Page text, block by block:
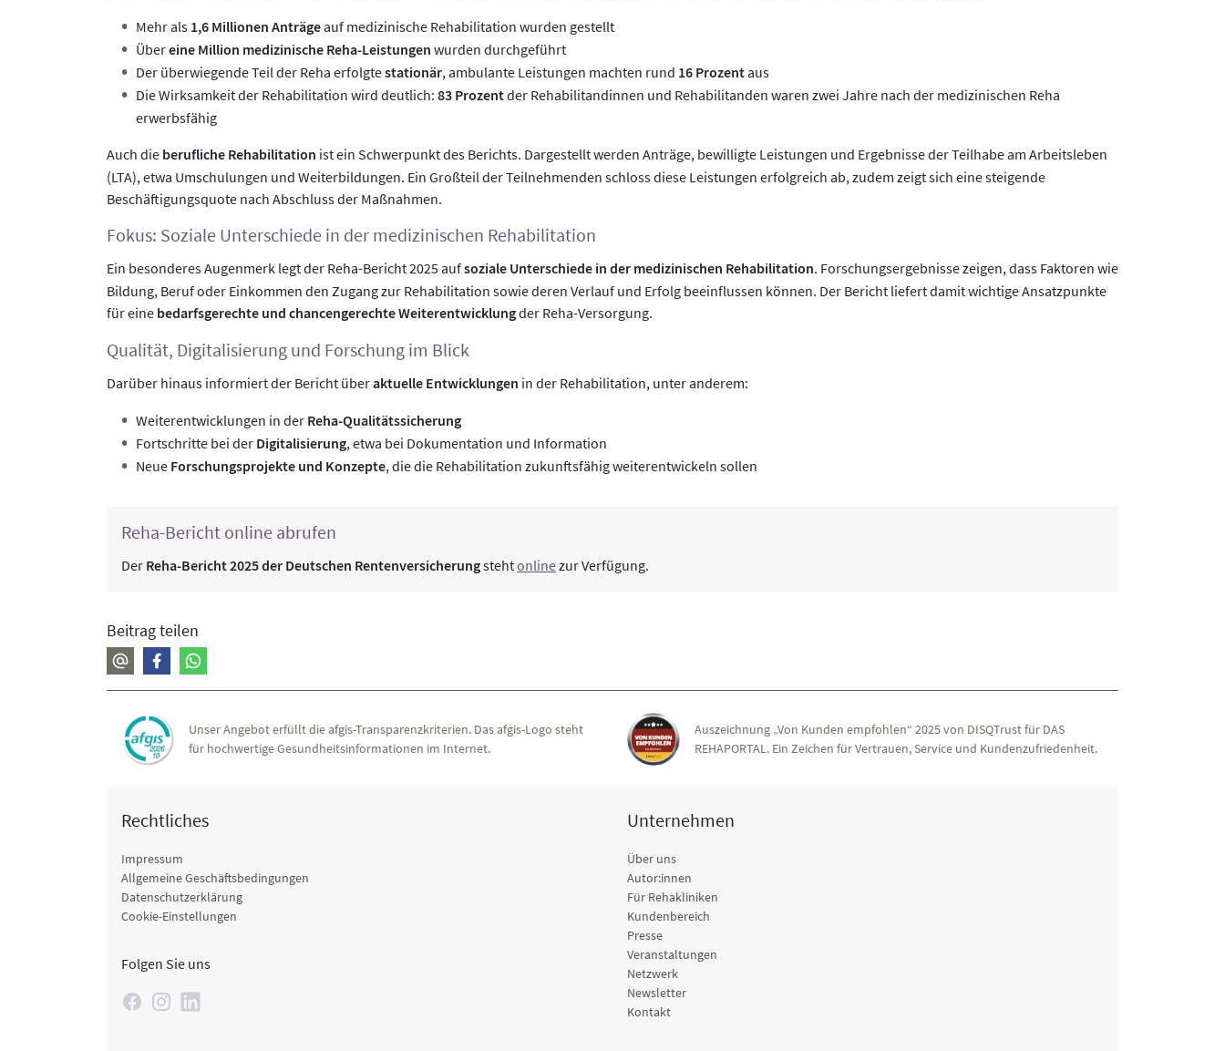
Mehr als 1,6 Millionen Anträgeauf medizinische Rehabilitation wurden gestellt
Übereine Million medizinische Reha-Leistungen wurden durchgeführt
Der überwiegende Teil der Reha erfolgtestationär, ambulante Leistungen machten rund 16 Prozentaus
Die Wirksamkeit der Rehabilitation wird deutlich: 83 Prozentder Rehabilitandinnen und Rehabilitanden waren zwei Jahre nach der medizinischen Reha
erwerbsfähig
Auch die berufliche Rehabilitation ist ein Schwerpunkt des Berichts. Dargestellt werden Anträge, bewilligte Leistungen und Ergebnisse der Teilhabe am Arbeitsleben
(LTA), etwa Umschulungen und Weiterbildungen. Ein Großteil der Teilnehmenden schloss diese Leistungen erfolgreich ab, zudem zeigt sich eine steigende
Beschäftigungsquote nach Abschluss der Maßnahmen.
Fokus: Soziale Unterschiede in der medizinischen Rehabilitation
Ein besonderes Augenmerk legt der Reha-Bericht 2025 aufsoziale Unterschiede in der medizinischen Rehabilitation. Forschungsergebnisse zeigen, dass Faktoren wie
Bildung, Beruf oder Einkommen den Zugang zur Rehabilitation sowie deren Verlauf und Erfolg beeinflussen können. Der Bericht liefert damit wichtige Ansatzpunkte
für eine bedarfsgerechte und chancengerechte Weiterentwicklungder Reha-Versorgung.
Qualität, Digitalisierung und Forschung im Blick
Darüber hinaus informiert der Bericht überaktuelle Entwicklungen in der Rehabilitation, unter anderem:
Weiterentwicklungen in der Reha-Qualitätssicherung
Fortschritte bei der Digitalisierung, etwa bei Dokumentation und Information
Neue Forschungsprojekte und Konzepte, die die Rehabilitation zukunftsfähig weiterentwickeln sollen
Reha-Bericht online abrufen
Der Reha-Bericht 2025 der Deutschen Rentenversicherungstehtonlinezur Verfügung.
Beitrag teilen
Unser Angebot erfüllt die afgis-Transparenzkriterien. Das afgis-Logo steht
für hochwertige Gesundheitsinformationen im Internet.
Auszeichnung „Von Kunden empfohlen“ 2025 von DISQTrust für DAS
REHAPORTAL. Ein Zeichen für Vertrauen, Service und Kundenzufriedenheit.
Rechtliches
Impressum
Allgemeine Geschäftsbedingungen
Datenschutzerklärung
Cookie-Einstellungen
Folgen Sie uns
Unternehmen
Über uns
Autor:innen
Für Rehakliniken
Kundenbereich
Presse
Veranstaltungen
Netzwerk
Newsletter
Kontakt